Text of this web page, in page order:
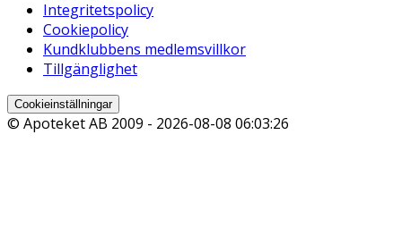
Integritetspolicy
Cookiepolicy
Kundklubbens medlemsvillkor
Tillgänglighet
Cookieinställningar
© Apoteket AB 2009 - 2026-08-08 06:03:26